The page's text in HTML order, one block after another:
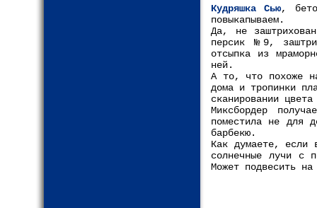
Кудряшка Сью,
повыкапываем.
Да, не
персик №9,
отсыпка из
ней.
А то, что похоже
дома и тропинки
сканировании
Миксбордер
поместила не для
барбекю.
Как думаете, если
солнечные лучи с
Может подвесить